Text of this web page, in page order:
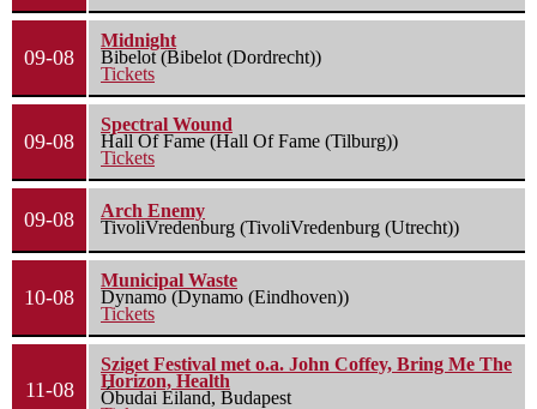
09-08
Midnight
Bibelot (Bibelot (Dordrecht))
Tickets
09-08
Spectral Wound
Hall Of Fame (Hall Of Fame (Tilburg))
Tickets
09-08
Arch Enemy
TivoliVredenburg (TivoliVredenburg (Utrecht))
10-08
Municipal Waste
Dynamo (Dynamo (Eindhoven))
Tickets
11-08
Sziget Festival met o.a. John Coffey, Bring Me The
Horizon, Health
Óbudai Eiland, Budapest